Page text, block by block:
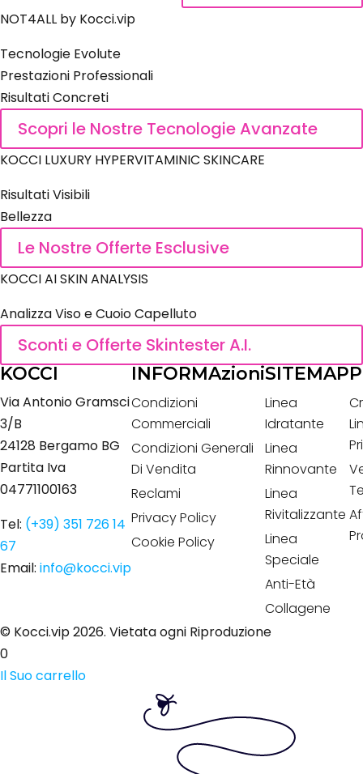
NOT4ALL by Kocci.vip
Tecnologie Evolute
Prestazioni Professionali
Risultati Concreti
Scopri le Nostre Tecnologie Avanzate
KOCCI LUXURY HYPERVITAMINIC SKINCARE
Risultati Visibili
Bellezza
Le Nostre Offerte Esclusive
KOCCI AI SKIN ANALYSIS
Analizza Viso e Cuoio Capelluto
Sconti e Offerte Skintester A.I.
KOCCI
Via Antonio Gramsci
3/B
24128 Bergamo BG
Partita Iva
04771100163
Tel: (+39) 351 726 14
67
Email: info@kocci.vip
INFORMAzioni
Condizioni
Commerciali
Condizioni Generali
Di Vendita
Reclami
Privacy Policy
Cookie Policy
SITEMAP
Linea
Idratante
Linea
Rinnovante
Linea
Rivitalizzante
Linea
Speciale
Anti-Età
Collagene
© Kocci.vip 2026. Vietata ogni Riproduzione
0
Il Suo carrello